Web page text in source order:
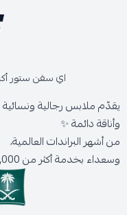
اي سفن ستور
يقدّم ملابس رجالية
وأناقة دائمة ✨
من أشهر البراندات العالمية،
وسعداء بخدمة أكثر من 300,000 عميل حول المملكة.